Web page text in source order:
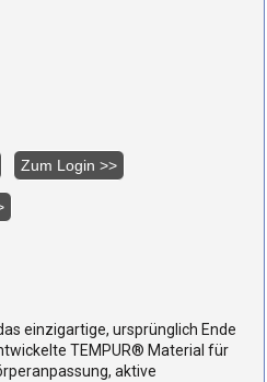
einzigartige, ursprünglich Ende
TEMPUR® Material für
aktive